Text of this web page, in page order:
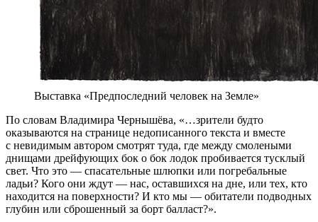
Выставка «Предпоследний человек на Земле»
По словам Владимира Чернышёва, «…зрители будто
оказываются на странице недописанного текста и вместе
с невидимым автором смотрят туда, где между смолеными
днищами дрейфующих бок о бок лодок пробивается тусклый
свет. Что это — спасательные шлюпки или погребальные
ладьи? Кого они ждут — нас, оставшихся на дне, или тех, кто
находится на поверхности? И кто мы — обитатели подводных
глубин или сброшенный за борт балласт?».